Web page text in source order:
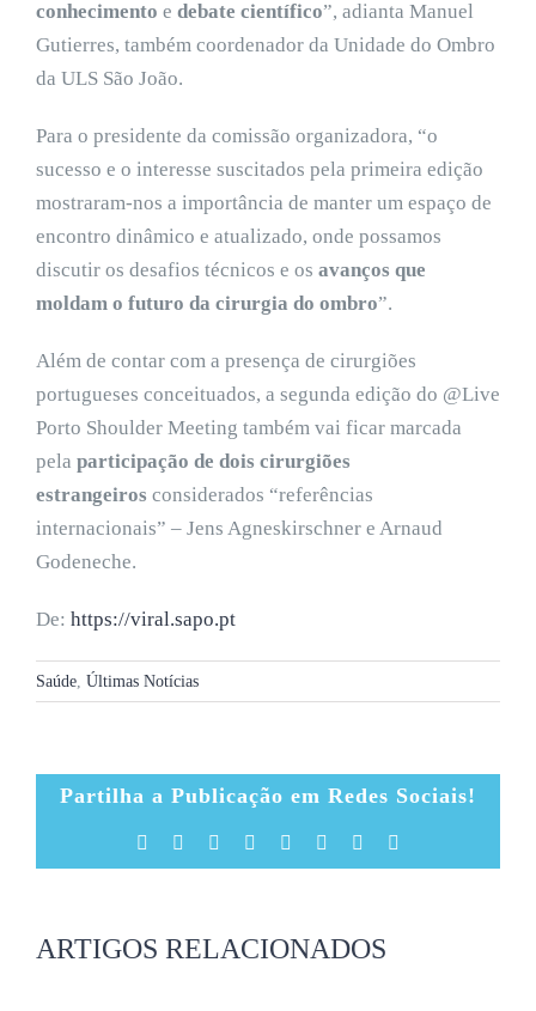
conhecimento e debate científico”, adianta Manuel
Gutierres, também coordenador da Unidade do Ombro
da ULS São João.
Para o presidente da comissão organizadora, “o
sucesso e o interesse suscitados pela primeira edição
mostraram-nos a importância de manter um espaço de
encontro dinâmico e atualizado, onde possamos
discutir os desafios técnicos e os avanços que
moldam o futuro da cirurgia do ombro”.
Além de contar com a presença de cirurgiões
portugueses conceituados, a segunda edição do @Live
Porto Shoulder Meeting também vai ficar marcada
pela participação de dois cirurgiões
estrangeiros considerados “referências
internacionais” – Jens Agneskirschner e Arnaud
Godeneche.
De: https://viral.sapo.pt
Saúde Últimas Notícias
Partilha a Publicação em Redes Sociais!
Facebook Reddit LinkedIn
TumblrPinterest
ARTIGOS RELACIONADOS